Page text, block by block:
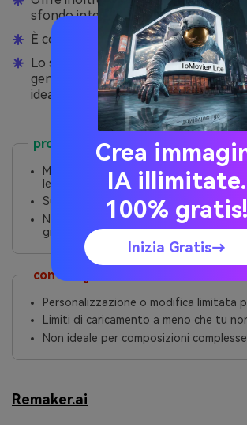
sfondo integrati, tra cui un editor
È compatibile sia con browser mobili
Lo strumento incorporato offre
generatore di immagini AI, il che lo
ideale.
pro
Mappatura del volto altamente
le foto degli animali domestici
Super facile da usare e può lavorare
Nessuna filigrana su molte uscite,
gratuita
contro
Personalizzazione o modifica limitata
Limiti di caricamento a meno che tu
Non ideale per composizioni
Remaker.ai
Crea
IA illimitate.
100% gratis!
Inizia Gratis→